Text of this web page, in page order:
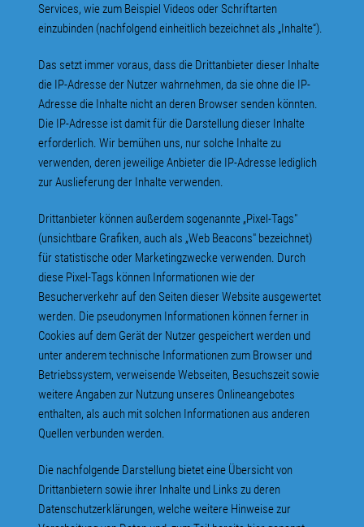
Services, wie zum Beispiel Videos oder Schriftarten
einzubinden (nachfolgend einheitlich bezeichnet als „Inhalte“).
Das setzt immer voraus, dass die Drittanbieter dieser Inhalte
die IP-Adresse der Nutzer wahrnehmen, da sie ohne die IP-
Adresse die Inhalte nicht an deren Browser senden könnten.
Die IP-Adresse ist damit für die Darstellung dieser Inhalte
erforderlich. Wir bemühen uns, nur solche Inhalte zu
verwenden, deren jeweilige Anbieter die IP-Adresse lediglich
zur Auslieferung der Inhalte verwenden.
Drittanbieter können außerdem sogenannte „Pixel-Tags"
(unsichtbare Grafiken, auch als „Web Beacons" bezeichnet)
für statistische oder Marketingzwecke verwenden. Durch
diese Pixel-Tags können Informationen wie der
Besucherverkehr auf den Seiten dieser Website ausgewertet
werden. Die pseudonymen Informationen können ferner in
Cookies auf dem Gerät der Nutzer gespeichert werden und
unter anderem technische Informationen zum Browser und
Betriebssystem, verweisende Webseiten, Besuchszeit sowie
weitere Angaben zur Nutzung unseres Onlineangebotes
enthalten, als auch mit solchen Informationen aus anderen
Quellen verbunden werden.
Die nachfolgende Darstellung bietet eine Übersicht von
Drittanbietern sowie ihrer Inhalte und Links zu deren
Datenschutzerklärungen, welche weitere Hinweise zur